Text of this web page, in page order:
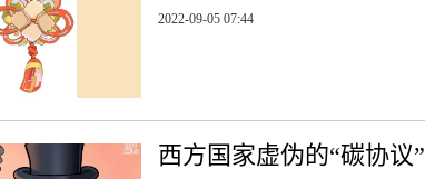
2022-09-05 07:44
西方国家虚伪的“碳协议”